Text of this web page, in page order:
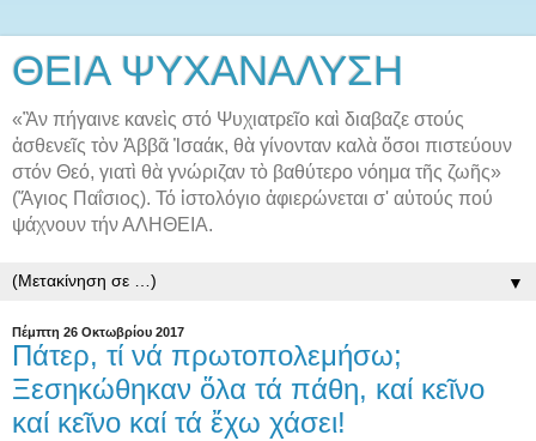
ΘΕΙΑ ΨΥΧΑΝΑΛΥΣΗ
«Ἂν πήγαινε κανεὶς στό Ψυχιατρεῖο καὶ διαβαζε στούς
ἀσθενεῖς τὸν Ἀββᾶ Ἰσαάκ, θὰ γίνονταν καλὰ ὅσοι πιστεύουν
στόν Θεό, γιατὶ θὰ γνώριζαν τὸ βαθύτερο νόημα τῆς ζωῆς»
(Ἅγιος Παΐσιος). Τό ἱστολόγιο ἀφιερώνεται σ' αὐτούς πού
ψάχνουν τήν ΑΛΗΘΕΙΑ.
▼
Πέμπτη 26 Οκτωβρίου 2017
Πάτερ, τί νά πρωτοπολεμήσω;
Ξεσηκώθηκαν ὅλα τά πάθη, καί κεῖνο
καί κεῖνο καί τά ἔχω χάσει!